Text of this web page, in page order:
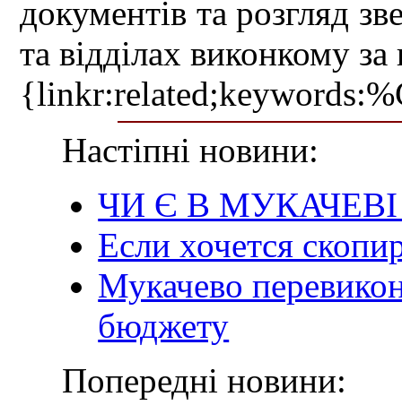
документів та розгляд
та відділах виконкому
Настіпні новини:
ЧИ Є В
Если хочется
Мукачево
бюджету
Попередні новини: